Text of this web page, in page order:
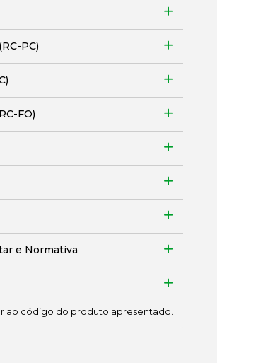
PC)
FO)
e Normativa
ao código do produto apresentado.